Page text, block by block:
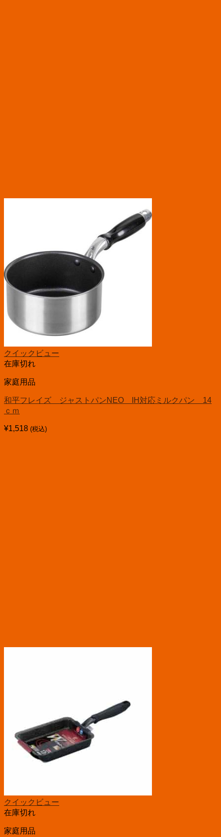
クイックビュー
在庫切れ
家庭用品
和平フレイズ ジャストパンNEO IH対応ミルクパン 14
ｃｍ
¥1,518 (税込)
クイックビュー
在庫切れ
家庭用品